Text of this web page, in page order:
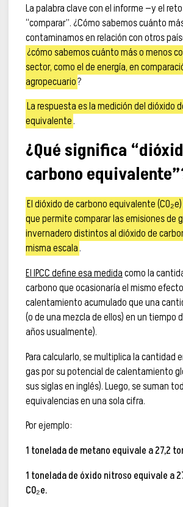
La palabra clave con el informe —y el
“comparar”. ¿Cómo sabemos cuánto
contaminamos en relación con otros
¿cómo sabemos cuánto más o menos
sector, como el de energía, en
agropecuario?
La respuesta es la medición del dióxido
equivalente.
¿Qué significa
carbono
El dióxido de carbono equivalente
que permite comparar las emisiones de
invernadero distintos al dióxido de
misma escala.
El IPCC define esa medidacomo la
carbono que ocasionaría el mismo
calentamiento acumulado que una
(o de una mezcla de ellos) en un tiempo
años usualmente).
Para calcularlo, se multiplica la cantidad
gas por su potencial de calentamiento
sus siglas en inglés). Luego, se suman
equivalencias en una sola cifra.
Por ejemplo:
1 tonelada de metano equivale a 27,2
1 tonelada de óxido nitroso equivale a
CO₂e.